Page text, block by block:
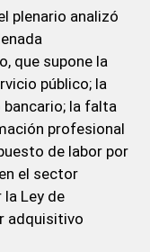
plenario analizó
que supone la
público; la
la falta
profesional
de labor por
el sector
Ley de
adquisitivo